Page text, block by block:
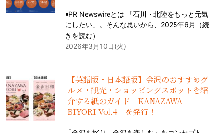
◾️PR Newswireとは 「石川・北陸をもっと元気
にしたい」。そんな思いから、2025年6月（続
きを読む）
2026年3月10日(火)
【英語版・日本語版】金沢のおすすめグ
ルメ・観光・ショッピングスポットを紹
介する紙のガイド「KANAZAWA
BIYORI Vol.4」を発行！